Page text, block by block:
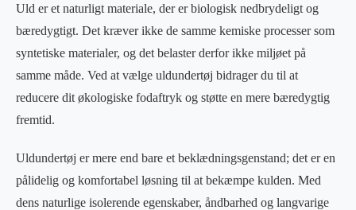
Uld er et naturligt materiale, der er biologisk nedbrydeligt og
bæredygtigt. Det kræver ikke de samme kemiske processer som
syntetiske materialer, og det belaster derfor ikke miljøet på
samme måde. Ved at vælge uldundertøj bidrager du til at
reducere dit økologiske fodaftryk og støtte en mere bæredygtig
fremtid.
Uldundertøj er mere end bare et beklædningsgenstand; det er en
pålidelig og komfortabel løsning til at bekæmpe kulden. Med
dens naturlige isolerende egenskaber, åndbarhed og langvarige